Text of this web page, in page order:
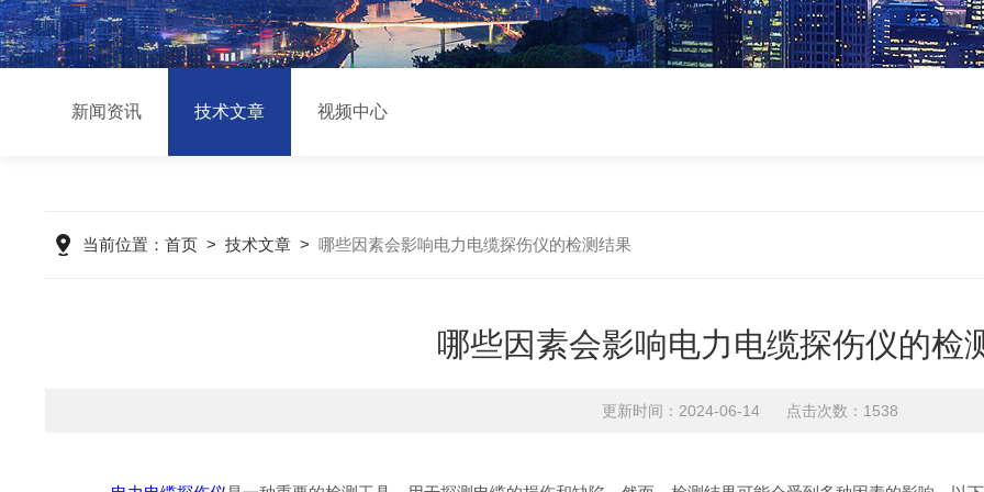
新闻资讯 技术文章 视频中心
当前位置： 首页> 技术文章> 哪些因素会影响电力电缆探伤仪的检测结果
哪些因素会影响电力电缆探伤仪的检
更新时间：2024-06-14 点击次数：1538